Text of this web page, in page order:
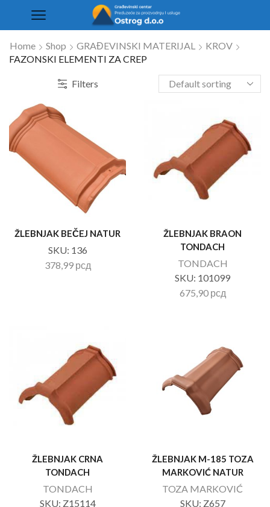
Home Shop GRAĐEVINSKI MATERIJAL
KROV
FAZONSKI ELEMENTI ZA CREP
Filters
ŽLEBNJAK BEČEJ NATUR
SKU: 136
378,99 рсд
ŽLEBNJAK BRAON
TONDACH
TONDACH
SKU: 101099
675,90 рсд
ŽLEBNJAK CRNA
TONDACH
TONDACH
SKU: Z15114
ŽLEBNJAK M-185 TOZA
MARKOVIĆ NATUR
TOZA MARKOVIĆ
SKU: Z657